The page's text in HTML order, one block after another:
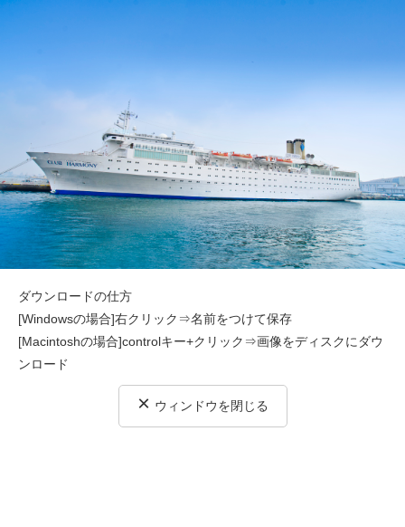
ダウンロードの仕方
[Windowsの場合]右クリック⇒名前をつけて保存
[Macintoshの場合]controlキー+クリック⇒画像をディスクにダウ
ンロード
× ウィンドウを閉じる